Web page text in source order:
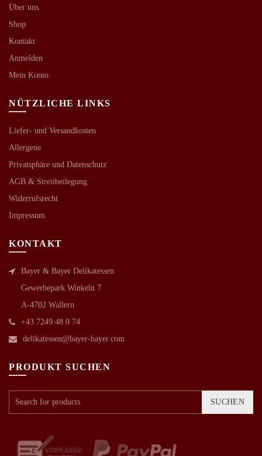
Über uns
Shop
Kontakt
Anmelden
Mein Konto
NÜTZLICHE LINKS
Liefer- und Versandkosten
Allergene
Privatsphäre und Datenschutz
AGB & Streitbeilegung
Widerrufsrecht
Impressum
KONTAKT
Bayer & Bayer Delikatessen
Gewerbepark Winkeln 7
A-4702 Wallern
+43 7249 48 0 74
delikatessen@bayer-bayer.com
PRODUKT SUCHEN
SUCHEN